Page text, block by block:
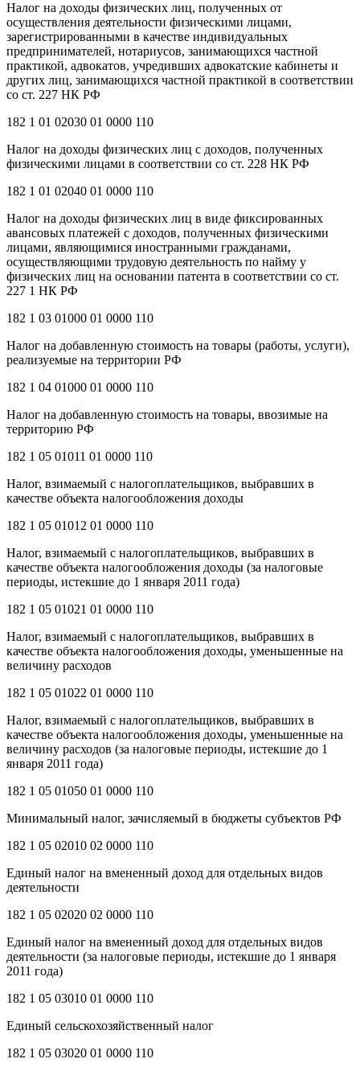
Налог на доходы физических лиц, полученных от
осуществления деятельности физическими лицами,
зарегистрированными в качестве индивидуальных
предпринимателей, нотариусов, занимающихся частной
практикой, адвокатов, учредивших адвокатские кабинеты и
других лиц, занимающихся частной практикой в соответствии
со ст. 227 НК РФ
182 1 01 02030 01 0000 110
Налог на доходы физических лиц с доходов, полученных
физическими лицами в соответствии со ст. 228 НК РФ
182 1 01 02040 01 0000 110
Налог на доходы физических лиц в виде фиксированных
авансовых платежей с доходов, полученных физическими
лицами, являющимися иностранными гражданами,
осуществляющими трудовую деятельность по найму у
физических лиц на основании патента в соответствии со ст.
227 1 НК РФ
182 1 03 01000 01 0000 110
Налог на добавленную стоимость на товары (работы, услуги),
реализуемые на территории РФ
182 1 04 01000 01 0000 110
Налог на добавленную стоимость на товары, ввозимые на
территорию РФ
182 1 05 01011 01 0000 110
Налог, взимаемый с налогоплательщиков, выбравших в
качестве объекта налогообложения доходы
182 1 05 01012 01 0000 110
Налог, взимаемый с налогоплательщиков, выбравших в
качестве объекта налогообложения доходы (за налоговые
периоды, истекшие до 1 января 2011 года)
182 1 05 01021 01 0000 110
Налог, взимаемый с налогоплательщиков, выбравших в
качестве объекта налогообложения доходы, уменьшенные на
величину расходов
182 1 05 01022 01 0000 110
Налог, взимаемый с налогоплательщиков, выбравших в
качестве объекта налогообложения доходы, уменьшенные на
величину расходов (за налоговые периоды, истекшие до 1
января 2011 года)
182 1 05 01050 01 0000 110
Минимальный налог, зачисляемый в бюджеты субъектов РФ
182 1 05 02010 02 0000 110
Единый налог на вмененный доход для отдельных видов
деятельности
182 1 05 02020 02 0000 110
Единый налог на вмененный доход для отдельных видов
деятельности (за налоговые периоды, истекшие до 1 января
2011 года)
182 1 05 03010 01 0000 110
Единый сельскохозяйственный налог
182 1 05 03020 01 0000 110